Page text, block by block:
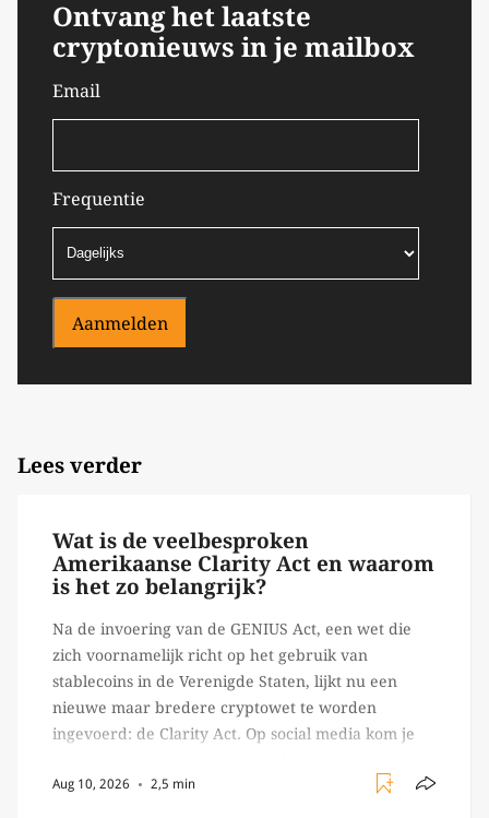
Ontvang het laatste
cryptonieuws in je mailbox
Email
Frequentie
Aanmelden
Lees verder
Wat is de veelbesproken
Amerikaanse Clarity Act en waarom
is het zo belangrijk?
Na de invoering van de GENIUS Act, een wet die
zich voornamelijk richt op het gebruik van
stablecoins in de Verenigde Staten, lijkt nu een
nieuwe maar bredere cryptowet te worden
ingevoerd: de Clarity Act. Op social media kom je
de invloed die de wet zal […]
Aug 10, 2026 2,5 min